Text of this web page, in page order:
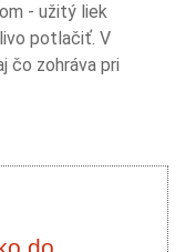
- užitý liek
potlačiť. V
čo zohráva pri